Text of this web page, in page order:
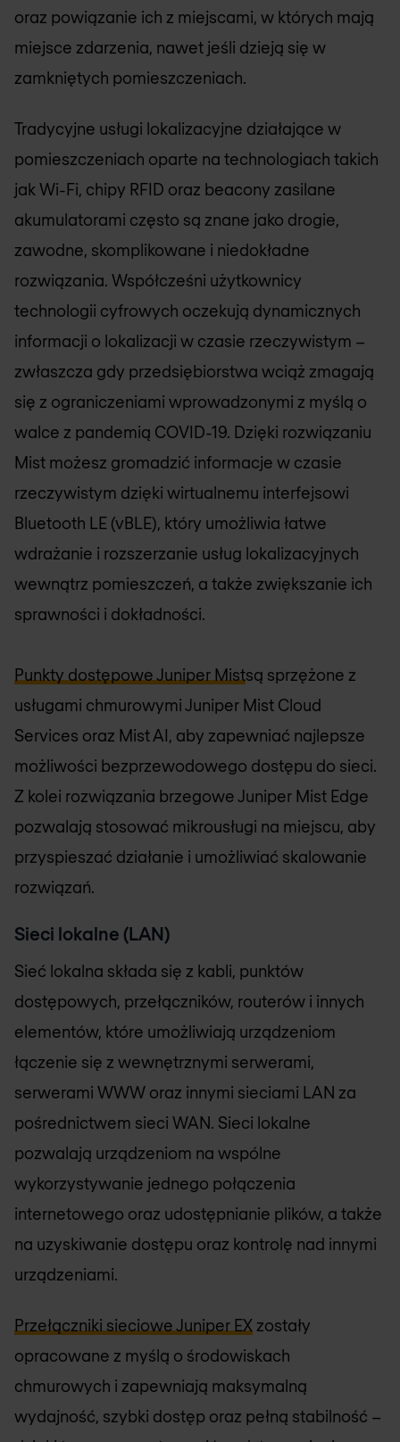
oraz powiązanie ich z miejscami, w których mają
miejsce zdarzenia, nawet jeśli dzieją się w
zamkniętych pomieszczeniach.
Tradycyjne usługi lokalizacyjne działające w
pomieszczeniach oparte na technologiach takich
jak Wi-Fi, chipy RFID oraz beacony zasilane
akumulatorami często są znane jako drogie,
zawodne, skomplikowane i niedokładne
rozwiązania. Współcześni użytkownicy
technologii cyfrowych oczekują dynamicznych
informacji o lokalizacji w czasie rzeczywistym –
zwłaszcza gdy przedsiębiorstwa wciąż zmagają
się z ograniczeniami wprowadzonymi z myślą o
walce z pandemią COVID-19. Dzięki rozwiązaniu
Mist możesz gromadzić informacje w czasie
rzeczywistym dzięki wirtualnemu interfejsowi
Bluetooth LE (vBLE), który umożliwia łatwe
wdrażanie i rozszerzanie usług lokalizacyjnych
wewnątrz pomieszczeń, a także zwiększanie ich
sprawności i dokładności.
Punkty dostępowe Juniper Mistsą sprzężone z
usługami chmurowymi Juniper Mist Cloud
Services oraz Mist AI, aby zapewniać najlepsze
możliwości bezprzewodowego dostępu do sieci.
Z kolei rozwiązania brzegowe Juniper Mist Edge
pozwalają stosować mikrousługi na miejscu, aby
przyspieszać działanie i umożliwiać skalowanie
rozwiązań.
Sieci lokalne (LAN)
Sieć lokalna składa się z kabli, punktów
dostępowych, przełączników, routerów i innych
elementów, które umożliwiają urządzeniom
łączenie się z wewnętrznymi serwerami,
serwerami WWW oraz innymi sieciami LAN za
pośrednictwem sieci WAN. Sieci lokalne
pozwalają urządzeniom na wspólne
wykorzystywanie jednego połączenia
internetowego oraz udostępnianie plików, a także
na uzyskiwanie dostępu oraz kontrolę nad innymi
urządzeniami.
Przełączniki sieciowe Juniper EX zostały
opracowane z myślą o środowiskach
chmurowych i zapewniają maksymalną
wydajność, szybki dostęp oraz pełną stabilność –